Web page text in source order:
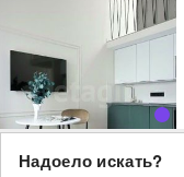
Надоело искать?